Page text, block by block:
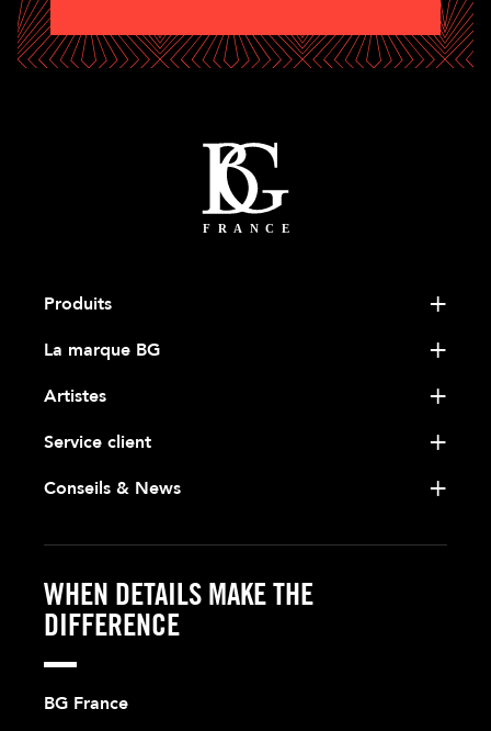
Produits
La marque BG
Artistes
Service client
Conseils & News
WHEN DETAILS MAKE THE
DIFFERENCE
BG France